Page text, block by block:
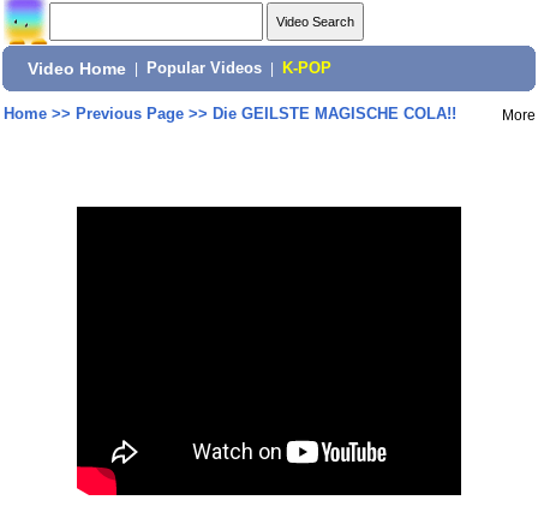
Video Home Popular Videos K-POP
Home>> Previous Page>> Die GEILSTE MAGISCHE COLA!! More